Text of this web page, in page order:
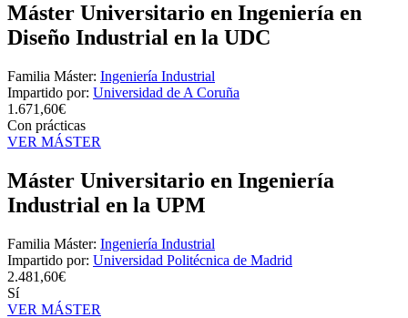
Máster Universitario en Ingeniería en
Diseño Industrial en la UDC
Familia Máster: Ingeniería Industrial
Impartido por: Universidad de A Coruña
1.671,60€
Con prácticas
VER MÁSTER
Máster Universitario en Ingeniería
Industrial en la UPM
Familia Máster: Ingeniería Industrial
Impartido por: Universidad Politécnica de Madrid
2.481,60€
Sí
VER MÁSTER